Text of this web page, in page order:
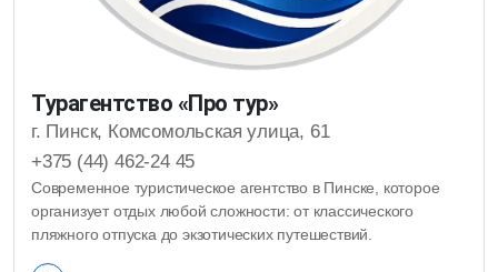
Турагентство «Про тур»
г. Пинск, Комсомольская улица, 61
+375 (44) 462-24 45
Современное туристическое агентство в Пинске, которое
организует отдых любой сложности: от классического
пляжного отпуска до экзотических путешествий.